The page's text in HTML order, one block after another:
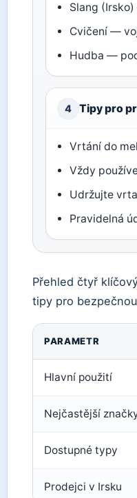
Slang
Cvičení —
Hudba —
4 Tipy pro
Vrtání do
Vždy
Udržujte
Pravidelná
Přehled čtyř
tipy pro
PARAMETR
Hlavní použití
Nejčastější
Dostupné typy
Prodejci v Irsku